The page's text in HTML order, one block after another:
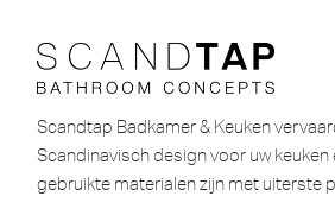
Scandtap Badkamer & Keuken
Scandinavisch design voor uw keuken
gebruikte materialen zijn met uiterste